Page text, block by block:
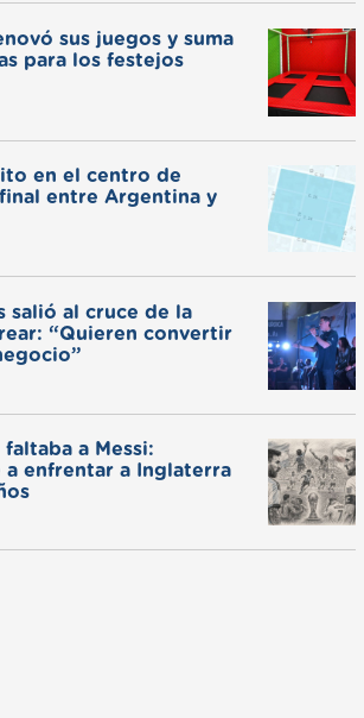
sus juegos y suma
para los festejos
en el centro de
entre Argentina y
salió al cruce de la
“Quieren convertir
a Messi:
a enfrentar a Inglaterra